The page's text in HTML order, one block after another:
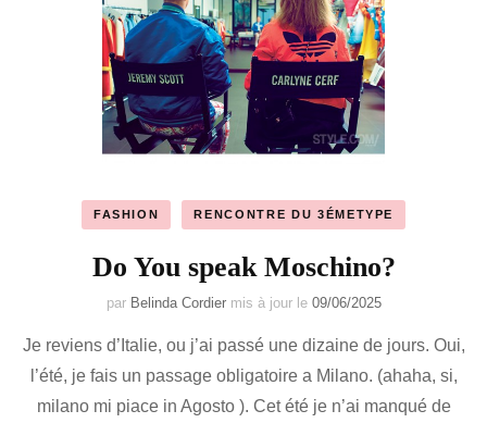
FASHION RENCONTRE DU 3ÉMETYPE
Do You speak Moschino?
par Belinda Cordier mis à jour le 09/06/2025
Je reviens d’Italie, ou j’ai passé une dizaine de jours. Oui,
l’été, je fais un passage obligatoire a Milano. (ahaha, si,
milano mi piace in Agosto ). Cet été je n’ai manqué de